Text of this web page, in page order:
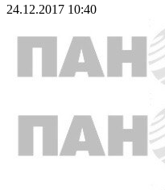
24.12.2017 10:40